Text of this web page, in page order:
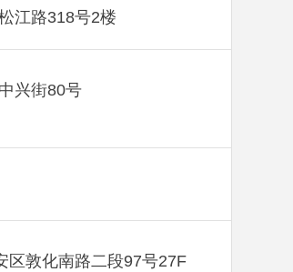
江路318号2楼
兴街80号
区敦化南路二段97号27F